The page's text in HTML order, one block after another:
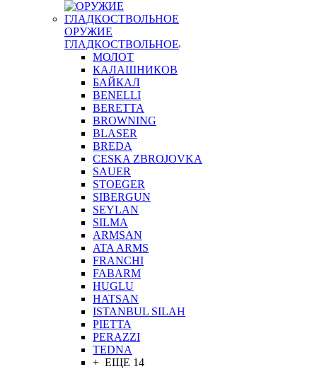
ОРУЖИЕ
ГЛАДКОСТВОЛЬНОЕ
МОЛОТ
КАЛАШНИКОВ
БАЙКАЛ
BENELLI
BERETTA
BROWNING
BLASER
BREDA
CESKA ZBROJOVKA
SAUER
STOEGER
SIBERGUN
SEYLAN
SILMA
ARMSAN
ATA ARMS
FRANCHI
FABARM
HUGLU
HATSAN
ISTANBUL SILAH
PIETTA
PERAZZI
TEDNA
+ ЕЩЕ 14